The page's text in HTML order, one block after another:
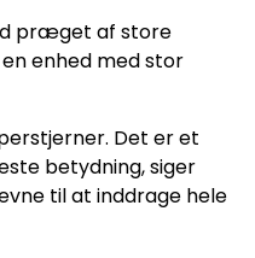
præget af store
enhed med stor
Det er et
betydning, siger
til at inddrage hele